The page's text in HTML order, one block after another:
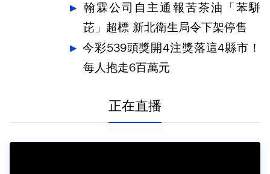
翰霖公司自主通報苦茶油「苯駢
芘」超標 新北衛生局令下架停售
今彩539頭獎開4注獎落這4縣市！
每人抱走6百萬元
正在直播